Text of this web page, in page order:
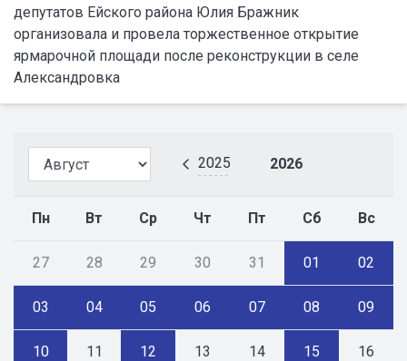
депутатов Ейского района Юлия Бражник
организовала и провела торжественное открытие
ярмарочной площади после реконструкции в селе
Александровка
2025 2026
Пн Вт Ср Чт Пт Сб Вс
27 28 29 30 31 01 02
03 04 05 06 07 08 09
10 11 12 13 14 15 16